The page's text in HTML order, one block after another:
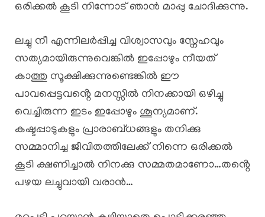
ഒരിക്കൽ കൂടി നിന്നോട് ഞാൻ മാപ്പു ചോദിക്കുന്നു.
ലച്ചു നീ എന്നിലർപ്പിച്ച വിശ്വാസവും സ്നേഹവും
സത്യമായിരുന്നുവെങ്കിൽ ഇപ്പോഴും നീയത്
കാത്തു സൂക്ഷിക്കുന്നുണ്ടെങ്കിൽ ഈ
പാവപ്പെട്ടവൻ്റെ മനസ്സിൽ നിനക്കായി ഒഴിച്ചു
വെച്ചിരുന്ന ഇടം ഇപ്പോഴും ശൂന്യമാണ്.
കഷ്ടപ്പാടുകളും പ്രാരാബ്ധങ്ങളും തനിക്കു
സമ്മാനിച്ച ജീവിതത്തിലേക്ക് നിന്നെ ഒരിക്കൽ
കൂടി ക്ഷണിച്ചാൽ നിനക്കു സമ്മതമാണോ…തൻ്റെ
പഴയ ലച്ചുവായി വരാൻ…